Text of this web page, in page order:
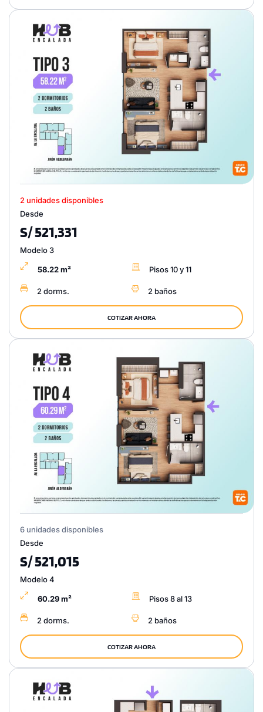
2 unidades disponibles
Desde
S/ 521,331
Modelo 3
58.22 m² Pisos 10 y 11
2 dorms. 2 baños
COTIZAR AHORA
6 unidades disponibles
Desde
S/ 521,015
Modelo 4
60.29 m² Pisos 8 al 13
2 dorms. 2 baños
COTIZAR AHORA